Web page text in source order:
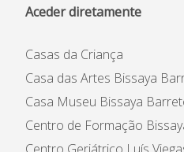
Aceder diretamente
Casas da Criança
Casa das Artes Bissaya
Casa Museu Bissaya
Centro de Formação